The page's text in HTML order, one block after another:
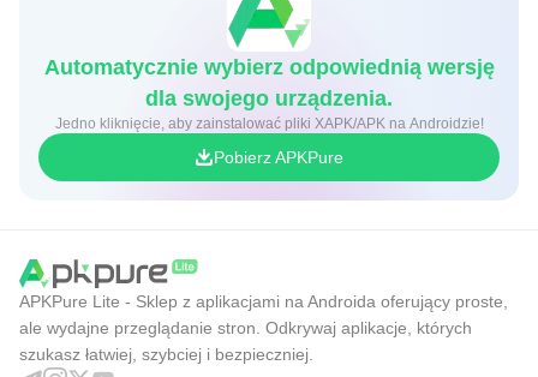
Automatycznie wybierz odpowiednią wersję
dla swojego urządzenia.
Jedno kliknięcie, aby zainstalować pliki XAPK/APK na Androidzie!
Pobierz APKPure
APKPure Lite - Sklep z aplikacjami na Androida oferujący proste,
ale wydajne przeglądanie stron. Odkrywaj aplikacje, których
szukasz łatwiej, szybciej i bezpieczniej.